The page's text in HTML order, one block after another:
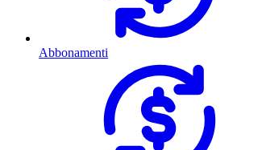
Abbonamenti